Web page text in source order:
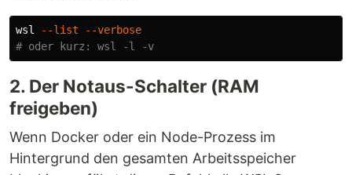
wsl --list
--verbose
# oder kurz: wsl -l -v
2. Der Notaus-Schalter (RAM
freigeben)
Wenn Docker oder ein Node-Prozess im
Hintergrund den gesamten Arbeitsspeicher